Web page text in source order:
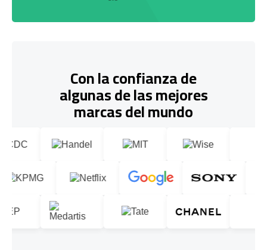
Con la confianza de
algunas de las mejores
marcas del mundo